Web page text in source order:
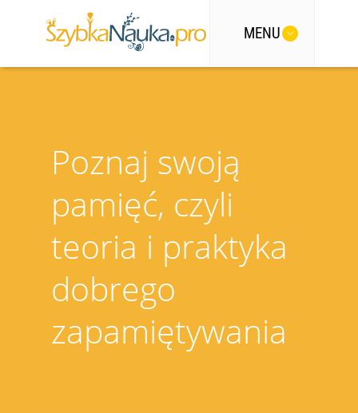
MENU
Poznaj swoją
pamięć, czyli
teoria i praktyka
dobrego
zapamiętywania